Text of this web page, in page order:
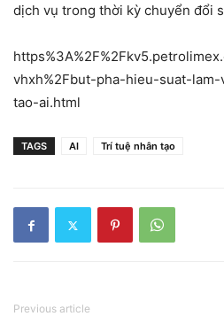
dịch vụ trong thời kỳ chuyển đổi
vhxh%2Fbut-pha-hieu-suat-
tao-ai.html
TAGS AI Trí tuệ nhân tạo
Previous article